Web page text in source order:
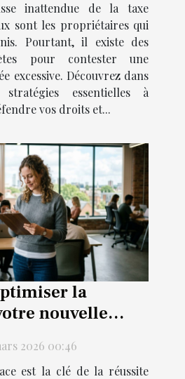
inattendue de la taxe
sont les propriétaires qui
Pourtant, il existe des
pour contester une
excessive. Découvrez dans
essentielles à
vos droits et...
la
nouvelle
2026 00:46
est la clé de la réussite